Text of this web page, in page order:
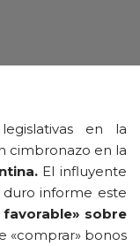
en la
cimbronazo en la
El influyente
informe este
sobre
«comprar» bonos